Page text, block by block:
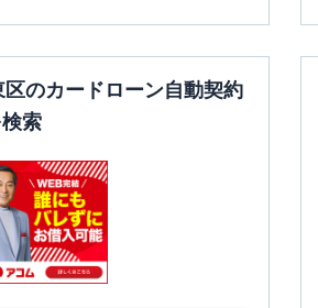
のカードローン自動契約
索